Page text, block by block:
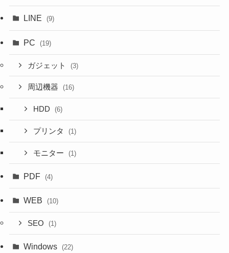
LINE (9)
PC (19)
ガジェット (3)
周辺機器 (16)
HDD (6)
プリンタ (1)
モニター (1)
PDF (4)
WEB (10)
SEO (1)
Windows (22)